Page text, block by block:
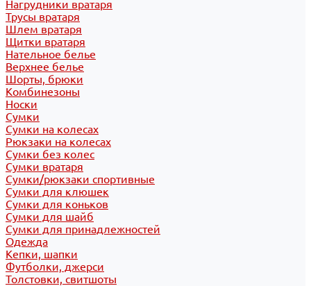
Нагрудники вратаря
Трусы вратаря
Шлем вратаря
Щитки вратаря
Нательное белье
Верхнее белье
Шорты, брюки
Комбинезоны
Носки
Сумки
Сумки на колесах
Рюкзаки на колесах
Сумки без колес
Сумки вратаря
Сумки/рюкзаки спортивные
Сумки для клюшек
Сумки для коньков
Сумки для шайб
Сумки для принадлежностей
Одежда
Кепки, шапки
Футболки, джерси
Толстовки, свитшоты